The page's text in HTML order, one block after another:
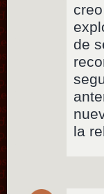
de
la